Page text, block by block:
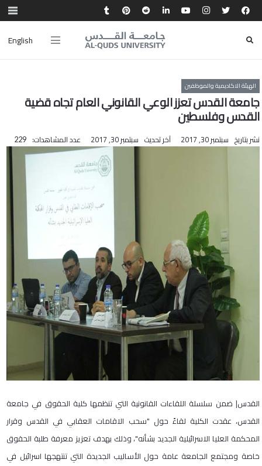
English
الهيئة الاكاديمية والموظفين
جامعة القدس تعزز الوعي القانوني العام تجاه قضية
القدس وفلسطين
نشر بتاريخ سبتمبر 30, 2017 آخر تحديث سبتمبر 30, 2017 عدد المشاهدات: 229
القدس| ضمن سلسلة اللقاءات القانونية التي تنظمها كلية الحقوق في جامعة
القدس، عقدت الكلية لقاءً حول "سحب الاقامات العقابي في القدس وقرار
المحكمة العليا الاسرائيلية الجديد بشأنه"، وذلك بهدف تعزيز معرفة طلبة الحقوق
خاصة ومجتمع الجامعة عامة حول الأساليب الجديدة التي تنتهجها اسرائيل في